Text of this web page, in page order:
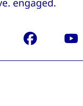
Facebook